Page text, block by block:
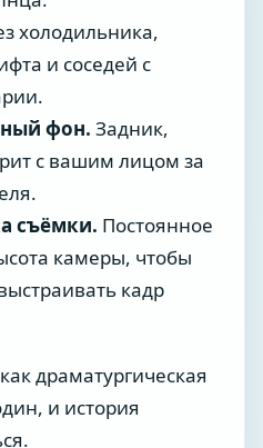
холодильника,
и соседей с
фон. Задник,
с вашим лицом за
съёмки. Постоянное
камеры, чтобы
кадр
драматургическая
и история